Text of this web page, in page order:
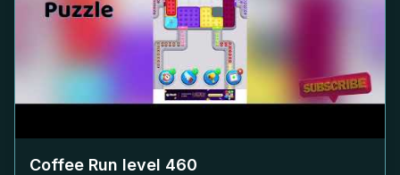
Coffee Run level 460